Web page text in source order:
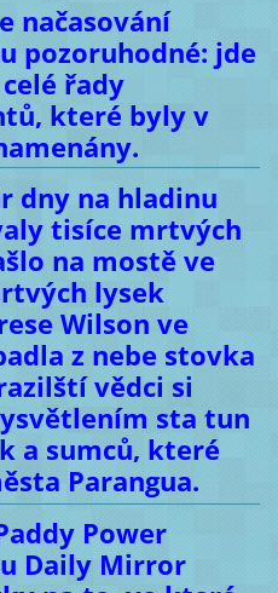
načasování
pozoruhodné: jde
řady
které byly v
dny na hladinu
tisíce mrtvých
na mostě ve
lysek
Wilson ve
z nebe stovka
vědci si
sta tun
a sumců, které
Parangua.
Power
Daily Mirror